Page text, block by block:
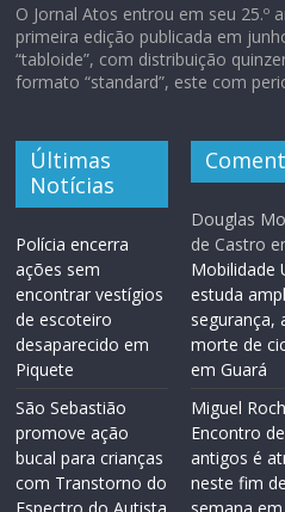
O Jornal Atos entrou em seu 25.º
primeira edição publicada em
“tabloide”, com distribuição
formato “standard”, este com
Últimas
Notícias
Polícia encerra
ações sem
encontrar vestígios
de escoteiro
desaparecido em
Piquete
São Sebastião
promove ação
bucal para crianças
com Transtorno do
Espectro do Autista
Douglas
de Castro
Mobilidade
estuda
segurança,
morte de
em Guará
Miguel
Encontro
antigos é
neste fim de
semana